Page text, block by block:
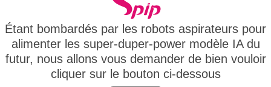
Étant bombardés par les robots aspirateurs pour
alimenter les super-duper-power modèle IA du
futur, nous allons vous demander de bien vouloir
cliquer sur le bouton ci-dessous